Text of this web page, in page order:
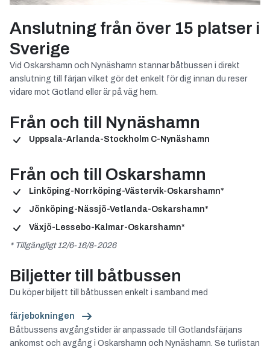
Anslutning från över 15 platser i
Sverige
Vid Oskarshamn och Nynäshamn stannar båtbussen i direkt
anslutning till färjan vilket gör det enkelt för dig innan du reser
vidare mot Gotland eller är på väg hem.
Från och till Nynäshamn
Uppsala-Arlanda-Stockholm C-Nynäshamn
Från och till Oskarshamn
Linköping-Norrköping-Västervik-Oskarshamn*
Jönköping-Nässjö-Vetlanda-Oskarshamn*
Växjö-Lessebo-Kalmar-Oskarshamn*
* Tillgängligt 12/6-16/8-2026
Biljetter till båtbussen
Du köper biljett till båtbussen enkelt i samband med
färjebokningen
Båtbussens avgångstider är anpassade till Gotlandsfärjans
ankomst och avgång i Oskarshamn och Nynäshamn. Se turlistan